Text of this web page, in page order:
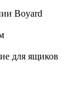
Boyard
для ящиков